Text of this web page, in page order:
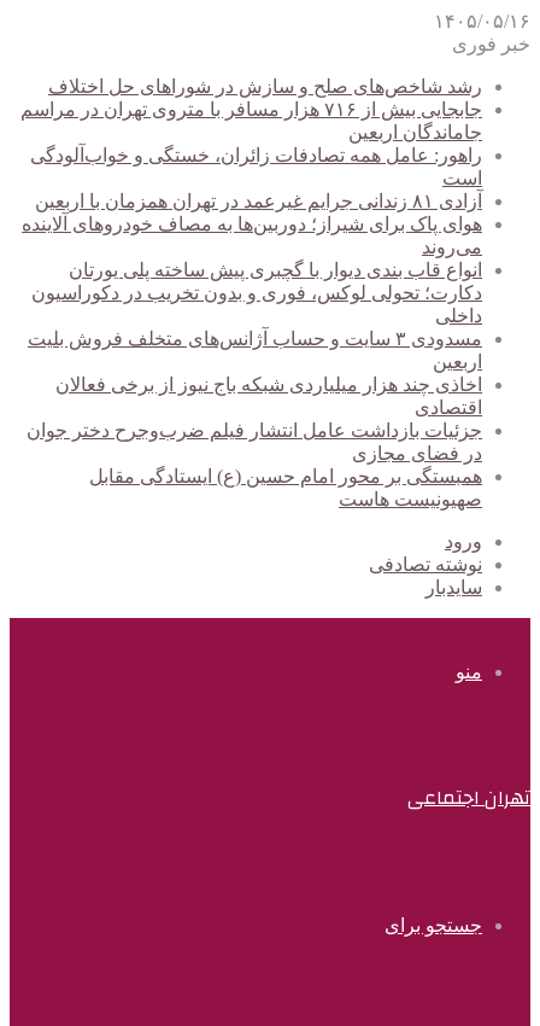
۱۴۰۵/۰۵/۱۶
خبر فوری
رشد شاخص‌های صلح و سازش در شوراهای حل اختلاف
جابجایی بیش از ۷۱۶ هزار مسافر با متروی تهران در مراسم
جاماندگان اربعین
راهور: عامل همه تصادفات زائران، خستگی و خواب‌آلودگی
است
آزادی ۸۱ زندانی جرایم غیرعمد در تهران همزمان با اربعین
هوای پاک برای شیراز؛ دوربین‌ها به مصاف خودروهای آلاینده
می‌روند
انواع قاب بندی دیوار با گچبری پیش ساخته پلی یورتان
دکارت؛ تحولی لوکس، فوری و بدون تخریب در دکوراسیون
داخلی
مسدودی ۳ سایت و حساب آژانس‌های متخلف فروش بلیت
اربعین
اخاذی چند هزار میلیاردی شبکه باج نیوز از برخی فعالان
اقتصادی
جزئیات بازداشت عامل انتشار فیلم ضرب‌وجرح دختر جوان
در فضای مجازی
همبستگی بر محور امام حسین (ع) ایستادگی مقابل
صهیونیست هاست
ورود
نوشته تصادفی
سایدبار
منو
تهران اجتماعی
جستجو برای